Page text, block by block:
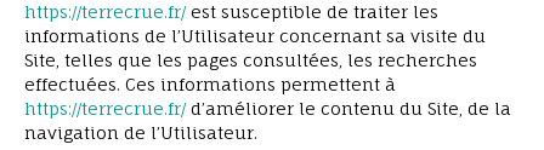
https://terrecrue.fr/est susceptible de traiter les
informations de l’Utilisateur concernant sa visite du
Site, telles que les pages consultées, les recherches
effectuées. Ces informations permettent à
https://terrecrue.fr/d’améliorer le contenu du Site, de la
navigation de l’Utilisateur.